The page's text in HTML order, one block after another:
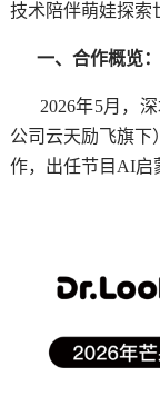
技术陪伴萌娃探索
一、合作概览
2026年5月，
公司云天励飞旗下
作，出任节目AI启